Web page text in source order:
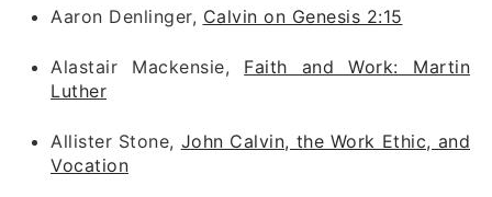
Aaron Denlinger, Calvin on Genesis 2:15
Alastair Mackensie, Faith and Work: Martin
Luther
Allister Stone, John Calvin, the Work Ethic, and
Vocation